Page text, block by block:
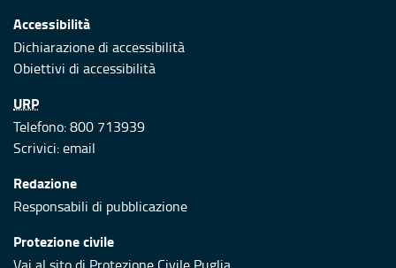
Accessibilità
Dichiarazione di accessibilità
Obiettivi di accessibilità
URP
Telefono: 800 713939
Scrivici:email
Redazione
Responsabili di pubblicazione
Protezione civile